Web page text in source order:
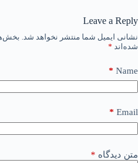
Leave a Reply
نشانی ایمیل شما منتشر نخواهد شد.
شده‌اند *
Name
*
Email
*
متن دیدگاه *